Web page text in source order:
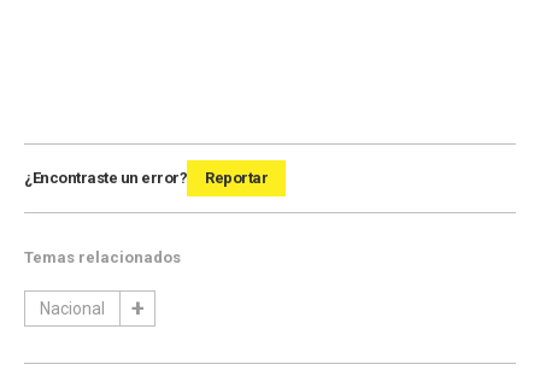
¿Encontraste un error? Reportar
Temas relacionados
Nacional